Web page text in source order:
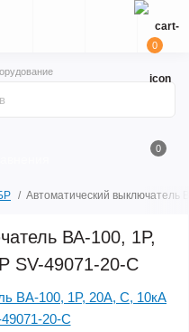
0
0
Автоматический
ВА-100, 1P,
SV-49071-20-C